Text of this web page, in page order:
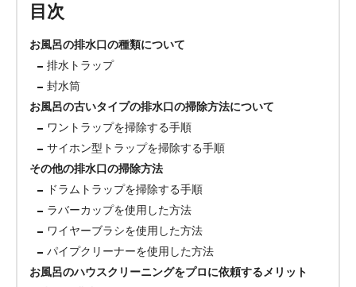
目次
お風呂の排水口の種類について
排水トラップ
封水筒
お風呂の古いタイプの排水口の掃除方法について
ワントラップを掃除する手順
サイホン型トラップを掃除する手順
その他の排水口の掃除方法
ドラムトラップを掃除する手順
ラバーカップを使用した方法
ワイヤーブラシを使用した方法
パイプクリーナーを使用した方法
お風呂のハウスクリーニングをプロに依頼するメリット